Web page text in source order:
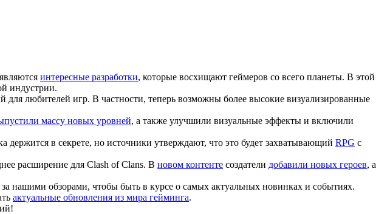
интересные разработки, которые восхищают геймеров со всего планеты. В этой
индустрии.
любителей игр. В частности, теперь возможны более высокие визуализированные
массу новых уровней, а также улучшили визуальные эффекты и включили
держится в секрете, но источники утверждают, что это будет захватывающий RPG с
расширение для Clash of Clans. В новом контенте создатели добавили новых героев, а
нашими обзорами, чтобы быть в курсе о самых актуальных новинках и событиях.
актуальные обновления из мира гейминга.